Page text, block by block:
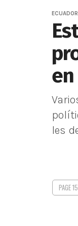
ECUADOR
les
PAGE